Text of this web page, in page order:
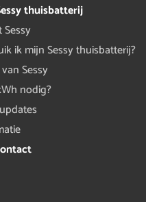
thuisbatterij
ik mijn Sessy thuisbatterij?
Sessy
nodig?